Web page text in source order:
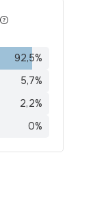
92,5%
5,7%
2,2%
0%